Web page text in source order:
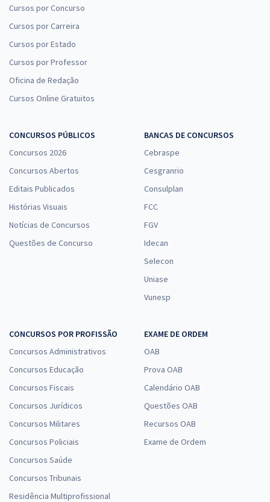
Cursos por Concurso
Cursos por Carreira
Cursos por Estado
Cursos por Professor
Oficina de Redação
Cursos Online Gratuitos
CONCURSOS PÚBLICOS
Concursos 2026
Concursos Abertos
Editais Publicados
Histórias Visuais
Notícias de Concursos
Questões de Concurso
BANCAS DE CONCURSOS
Cebraspe
Cesgranrio
Consulplan
FCC
FGV
Idecan
Selecon
Uniase
Vunesp
CONCURSOS POR PROFISSÃO
Concursos Administrativos
Concursos Educação
Concursos Fiscais
Concursos Jurídicos
Concursos Militares
Concursos Policiais
Concursos Saúde
Concursos Tribunais
Residência Multiprofissional
EXAME DE ORDEM
OAB
Prova OAB
Calendário OAB
Questões OAB
Recursos OAB
Exame de Ordem